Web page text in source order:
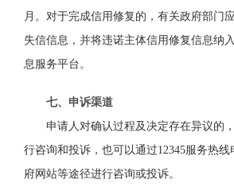
月。对于完成信用修复的， 有关政府部门
失信信息，并将违诺主体信用修复信息纳
息服务平台。
七、申诉渠道
申请人对确认过程及决定存在异议的
行咨询和投诉 ， 也可以通过12345服务热
府网站等途径进行咨询或投诉。